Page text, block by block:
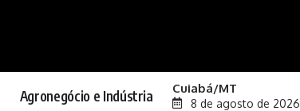
Agronegócio e Indústria Cuiabá/MT
8 de agosto de 2026